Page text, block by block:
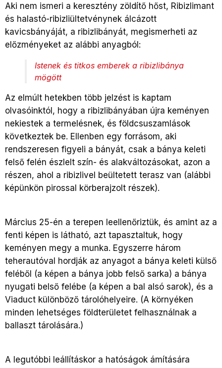
Aki nem ismeri a keresztény zöldítő hőst, Ribizlimant
és halastó-ribizliültetvénynek álcázott
kavicsbányáját, a ribizlibányát, megismerheti az
előzményeket az alábbi anyagból:
Istenek és titkos emberek a ribizlibánya
mögött
Az elmúlt hetekben több jelzést is kaptam
olvasóinktól, hogy a ribizlibányában újra keményen
nekiestek a termelésnek, és földcsuszamlások
következtek be. Ellenben egy forrásom, aki
rendszeresen figyeli a bányát, csak a bánya keleti
felső felén észlelt szín- és alakváltozásokat, azon a
részen, ahol a ribizlivel beültetett terasz van (alábbi
képünkön pirossal körberajzolt részek).
Március 25-én a terepen leellenőriztük, és amint az a
fenti képen is látható, azt tapasztaltuk, hogy
keményen megy a munka. Egyszerre három
teherautóval hordják az anyagot a bánya keleti külső
feléből (a képen a bánya jobb felső sarka) a bánya
nyugati belső felébe (a képen a bal alsó sarok), és a
Viaduct különböző tárolóhelyeire. (A környéken
minden lehetséges földterületet felhasználnak a
ballaszt tárolására.)
A legutóbbi leállításkor a hatóságok ámítására